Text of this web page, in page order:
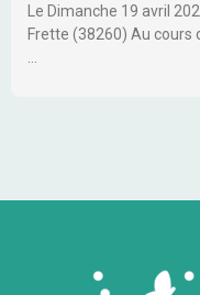
Le Dimanche 19 avril
Frette (38260) Au cours